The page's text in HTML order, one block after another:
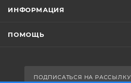
ИНФОРМАЦИЯ
ПОМОЩЬ
ПОДПИСАТЬСЯ НА РАССЫЛКУ